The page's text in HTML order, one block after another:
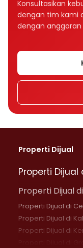
Konsultasikan
dengan tim kami
dengan anggaran
Properti Dijual
Properti
Properti Dijual
Properti Dijual di
Properti Dijual di
Properti Dijual di